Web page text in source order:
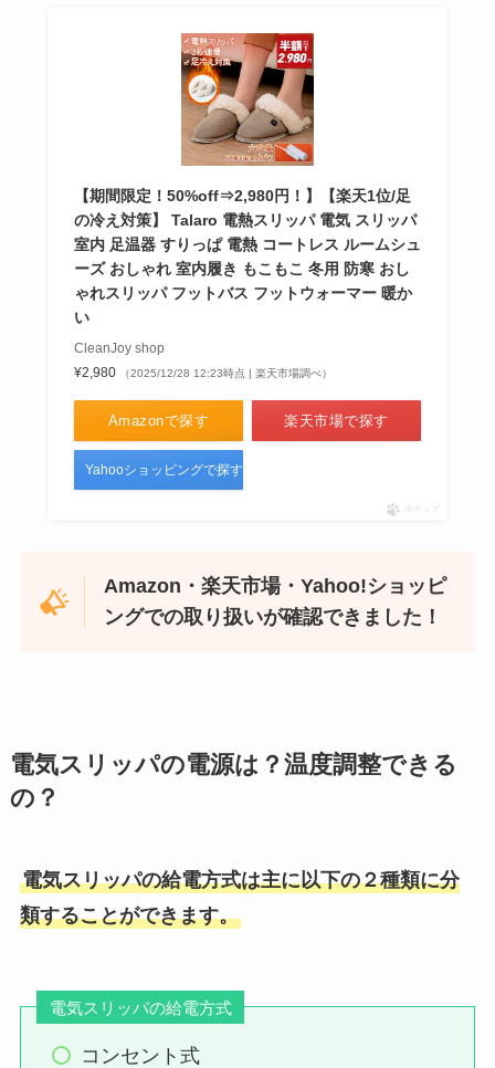
【期間限定！50%off⇒2,980円！】【楽天1位/足
の冷え対策】 Talaro 電熱スリッパ 電気 スリッパ
室内 足温器 すりっぱ 電熱 コートレス ルームシュ
ーズ おしゃれ 室内履き もこもこ 冬用 防寒 おし
ゃれスリッパ フットバス フットウォーマー 暖か
い
CleanJoy shop
¥2,980
（2025/12/28 12:23時点 | 楽天市場調べ）
Amazonで探す 楽天市場で探す
Yahooショッピングで探す
ポチップ
Amazon・楽天市場・Yahoo!ショッピ
ングでの取り扱いが確認できました！
電気スリッパの電源は？温度調整できる
の？
電気スリッパの給電方式は主に以下の２種類に分
類することができます。
電気スリッパの給電方式
コンセント式